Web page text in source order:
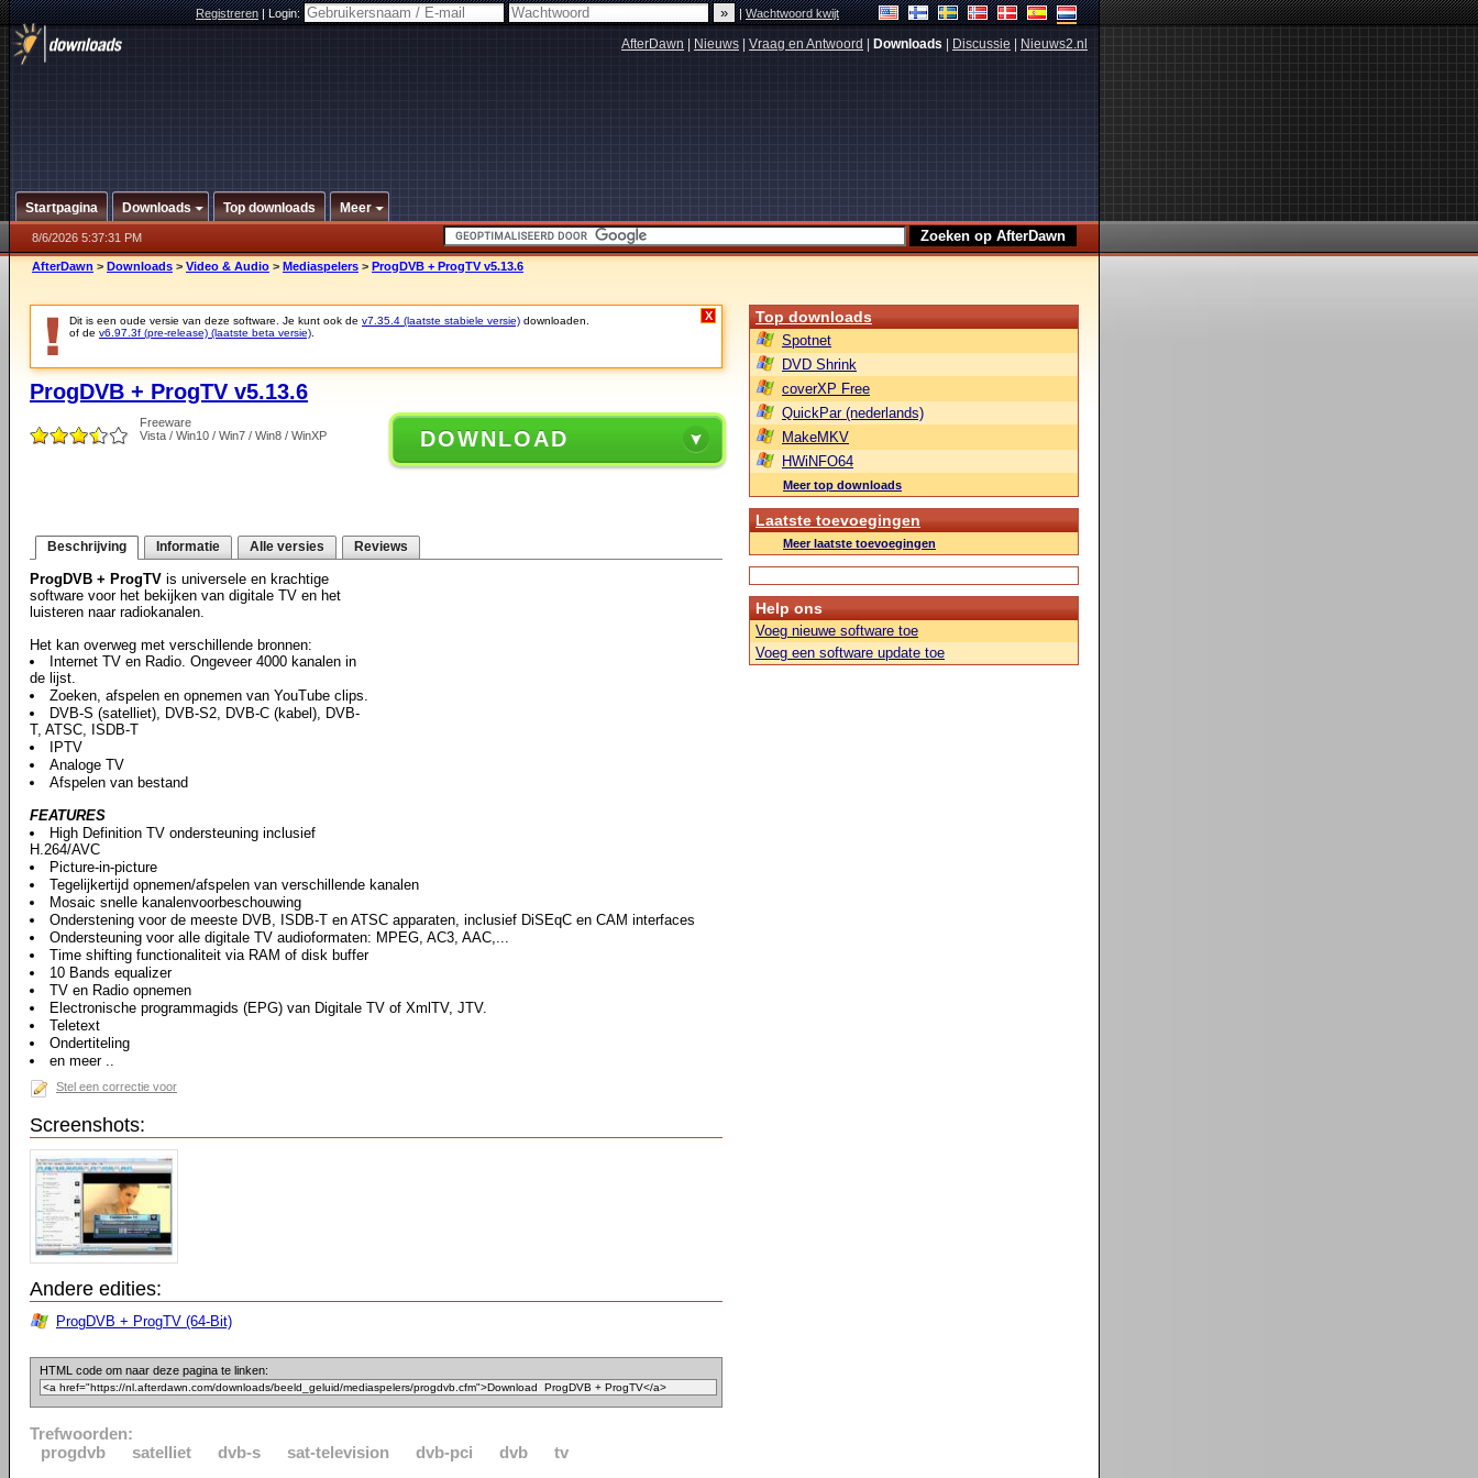
Registreren|Login: |Wachtwoord kwijt
AfterDawn Nieuws Vraag en Antwoord Downloads Discussie Nieuws2.nl
Startpagina Downloads Top downloads Meer
8/6/2026 5:37:31 PM
AfterDawn > Downloads > Video & Audio > Mediaspelers > ProgDVB + ProgTV v5.13.6
Dit is een oude versie van deze software. Je kunt ook de v7.35.4 (laatste stabiele versie) downloaden.
of de v6.97.3f (pre-release) (laatste beta versie)
X
ProgDVB + ProgTV v5.13.6
Freeware
Vista / Win10 / Win7 / Win8 / WinXP
DOWNLOAD
Beschrijving Informatie Alle versies Reviews
ProgDVB + ProgTV is universele en krachtige
software voor het bekijken van digitale TV en het
luisteren naar radiokanalen.
Het kan overweg met verschillende bronnen:
Internet TV en Radio. Ongeveer 4000 kanalen in
de lijst.
Zoeken, afspelen en opnemen van YouTube clips.
DVB-S (satelliet), DVB-S2, DVB-C (kabel), DVB-
T, ATSC, ISDB-T
IPTV
Analoge TV
Afspelen van bestand
FEATURES
High Definition TV ondersteuning inclusief
H.264/AVC
Picture-in-picture
Tegelijkertijd opnemen/afspelen van verschillende kanalen
Mosaic snelle kanalenvoorbeschouwing
Onderstening voor de meeste DVB, ISDB-T en ATSC apparaten, inclusief DiSEqC en CAM interfaces
Ondersteuning voor alle digitale TV audioformaten: MPEG, AC3, AAC,...
Time shifting functionaliteit via RAM of disk buffer
10 Bands equalizer
TV en Radio opnemen
Electronische programmagids (EPG) van Digitale TV of XmlTV, JTV.
Teletext
Ondertiteling
en meer ..
Stel een correctie voor
Screenshots:
Andere edities:
ProgDVB + ProgTV (64-Bit)
HTML code om naar deze pagina te linken:
Trefwoorden:
progdvb
satelliet dvb-s sat-television dvb-pci dvb tv
Top downloads
Spotnet
DVD Shrink
coverXP Free
QuickPar (nederlands)
MakeMKV
HWiNFO64
Meer top downloads
Laatste toevoegingen
Meer laatste toevoegingen
Help ons
Voeg nieuwe software toe
Voeg een software update toe